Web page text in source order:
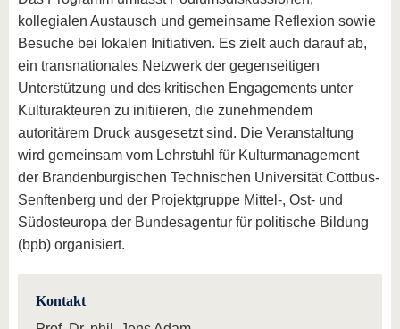
kollegialen Austausch und gemeinsame Reflexion sowie
Besuche bei lokalen Initiativen. Es zielt auch darauf ab,
ein transnationales Netzwerk der gegenseitigen
Unterstützung und des kritischen Engagements unter
Kulturakteuren zu initiieren, die zunehmendem
autoritärem Druck ausgesetzt sind. Die Veranstaltung
wird gemeinsam vom Lehrstuhl für Kulturmanagement
der Brandenburgischen Technischen Universität Cottbus-
Senftenberg und der Projektgruppe Mittel-, Ost- und
Südosteuropa der Bundesagentur für politische Bildung
(bpb) organisiert.
Kontakt